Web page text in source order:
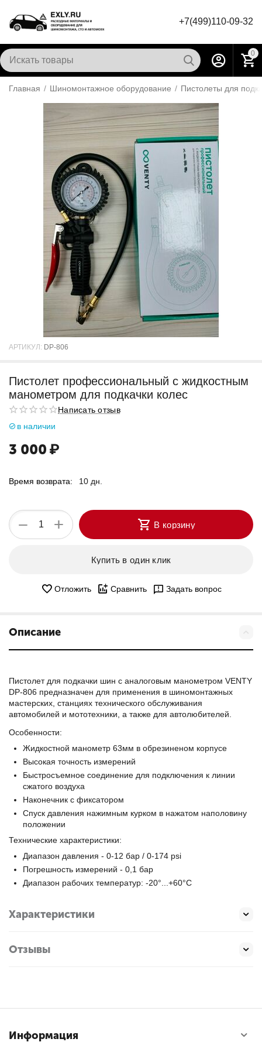
+7(499)110-09-32
0
Главная / Шиномонтажное оборудование / Пистолеты для
АРТИКУЛ: DP-806
Пистолет профессиональный с жидкостным
манометром для подкачки колес
Написать отзыв
в наличии
3 000 ₽
Время возврата: 10 дн.
+
− В корзину
Купить в один клик
Отложить Сравнить Задать вопрос
Описание
Пистолет для подкачки шин с аналоговым манометром VENTY
DP-806 предназначен для применения в шиномонтажных
мастерских, станциях технического обслуживания
автомобилей и мототехники, а также для автолюбителей.
Особенности:
Жидкостной манометр 63мм в обрезиненом корпусе
Высокая точность измерений
Быстросъемное соединение для подключения к линии
сжатого воздуха
Наконечник с фиксатором
Спуск давления нажимным курком в нажатом наполовину
положении
Технические характеристики:
Диапазон давления - 0-12 бар / 0-174 psi
Погрешность измерений - 0,1 бар
Диапазон рабочих температур: -20°...+60°С
Характеристики
Отзывы
Информация